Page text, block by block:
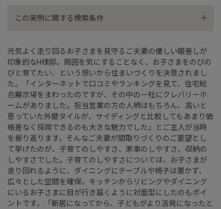
この実例に関する検索条件
通風・採光 書斎・ワークスペース
太陽光 2階建て
元気よく走り回るお子さまを見守るご夫妻の優しい眼差しが
印象的なH様邸。周囲を気にすることなく、お子さまをのびの
びと育てたい、という想いから住まいづくりを決意されまし
た。「インターネットで口コミやランキングを見て、住宅総
合展示場をまわったのですが、その中の一社にクレバリーホ
ームがありました。担当営業の方の人柄はもちろん、高いと
思っていた外壁タイルが、サイディングと比較してもあまり価
格差なく採用できるのも大きな魅力でした」とご主人が当時
を振り返ります。そんなご夫妻が間取りづくりのご要望とし
て挙げたのが、子育てのしやすさ、家事のしやすさ、収納の
しやすさでした。子育てのしやすさについては、お子さまが
走り回れるように、ダイニングにテーブルや椅子は置かず、
広々とした空間を確保。キッチンからリビングやダイニング
にいるお子さまに目が行き届くように対面型にしたのもポイ
ントです。「新居になってから、子どもがより活発になったと